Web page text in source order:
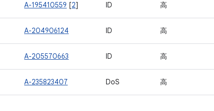
A-195410559 [2] ID 高
A-204906124 ID 高
A-205570663 ID 高
A-235823407 DoS 高